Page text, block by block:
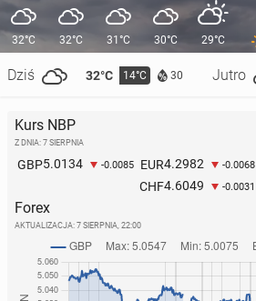
32°C
Dziś 32°C 14°C 30 Jutro
32°C 31°C 30°C 29°C
Kurs NBP
Z DNIA: 7 SIERPNIA
GBP5.0134 -0.0085 EUR4.2982 -0.0068
CHF4.6049 -0.0031
Forex
AKTUALIZACJA: 7 SIERPNIA, 22:00